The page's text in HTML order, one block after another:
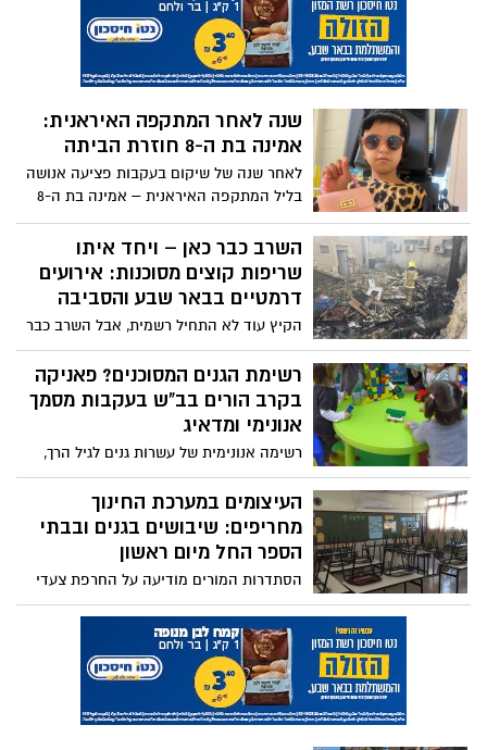
וגלאי מתכות. בנוסף נתפסו כלי נשק מסוג
'איירסופט' וכסף מזומן בסך 150 אלף ש"ח.
החשד: סחר מקיף בעתיקות וייצוא לחו"ל
שנה לאחר המתקפה האיראנית:
אמינה בת ה-8 חוזרת הביתה
לאחר שנה של שיקום בעקבות פציעה אנושה
בליל המתקפה האיראנית – אמינה בת ה-8
שוחררה מבית החולים. היא מתקשרת וזוכרת
היטב, אך מתקשה בהליכה ובשימוש ביד
שמאל. אביה מקווה להתאמת הבית
באלפורעה כדי לאחד שוב את המשפחה
השרב כבר כאן – ויחד איתו
שריפות קוצים מסוכנות: אירועים
דרמטיים בבאר שבע והסביבה
הקיץ עוד לא התחיל רשמית, אבל השרב כבר
מורגש – ואיתו גם הסכנה: שני מוקדי שריפה
בבאר שבע ובכרמית טופלו במהירות הודות
לתגובה מקצועית של צוותי הביטחון והכיבוי,
ומנעו פגיעה קשה בנפש וברכוש
רשימת הגנים המסוכנים? פאניקה
בקרב הורים בב"ש בעקבות מסמך
אנונימי ומדאיג
רשימה אנונימית של עשרות גנים לגיל הרך,
שהוגדרו כ"לא בטוחים", הופצה בימים
האחרונים בקבוצות הורים בעיר והובילה לגל
של בהלה. זהות מחבר הרשימה אינה ידועה,
והורים רבים הופתעו לגלות בה את שמות
הגנים של ילדיהם. ברקע: מספר פרשות
אלימות חמורות שנחשפו לאחרונה בגני ילדים
בעיר
העיצומים במערכת החינוך
מחריפים: שיבושים בגנים ובבתי
הספר החל מיום ראשון
הסתדרות המורים מודיעה על החרפת צעדי
המחאה נגד הקיצוץ בשכר, והשלטון המקומי
בנגב מאיים בהשבתת תומכות החינוך אם לא
יוסדר התקצוב עד 27 באפריל